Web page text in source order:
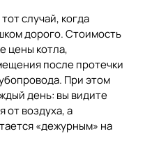
случай, когда
дорого. Стоимость
цены котла,
после протечки
При этом
день: вы видите
от воздуха, а
«дежурным» на